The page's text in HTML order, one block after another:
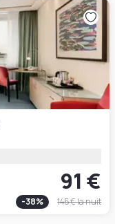
91 €
-38% 145 €la nuit